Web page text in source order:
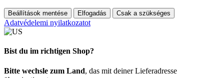
Beállítások mentése Elfogadás Csak a szükséges
Adatvédelemi nyilatkozatot
Bist du im richtigen Shop?
Bitte wechsle zum Land, das mit deiner Lieferadresse